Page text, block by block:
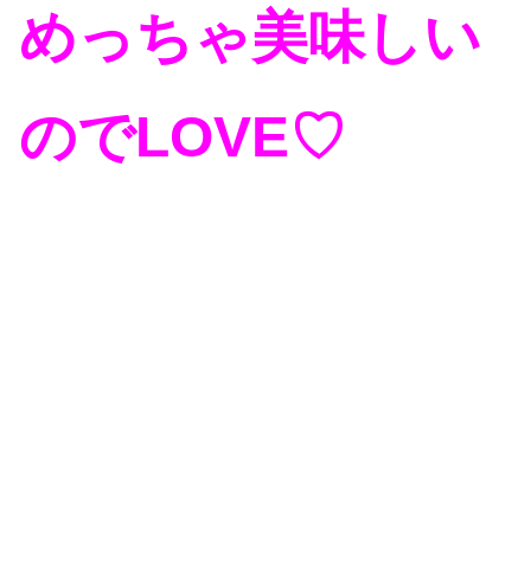
めっちゃ美味しい
のでLOVE♡